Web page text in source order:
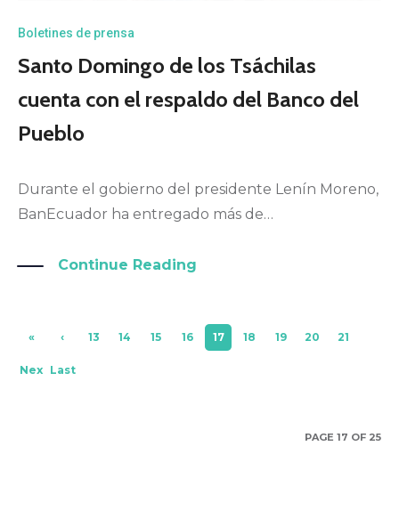
Boletines de prensa
Santo Domingo de los Tsáchilas
cuenta con el respaldo del Banco del
Pueblo
Durante el gobierno del presidente Lenín Moreno,
BanEcuador ha entregado más de…
Continue Reading
«
Firs
‹
Pre
13 14 15 16 17 18 19 20 21
Nex Last
PAGE 17 OF 25